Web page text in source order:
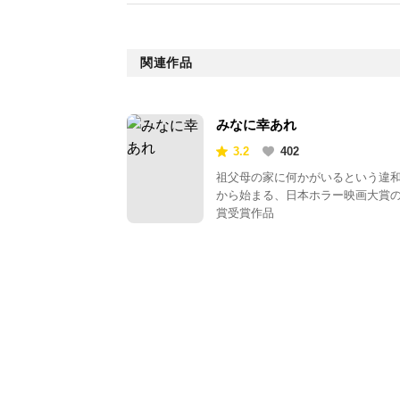
関連作品
みなに幸あれ
3.2
402
祖父母の家に何かがいるという違
から始まる、日本ホラー映画大賞
賞受賞作品